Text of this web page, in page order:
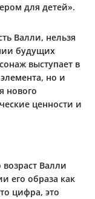
для детей».
Валли, нельзя
будущих
выступает в
но и
нового
ценности и
Валли
его образа как
цифра, это